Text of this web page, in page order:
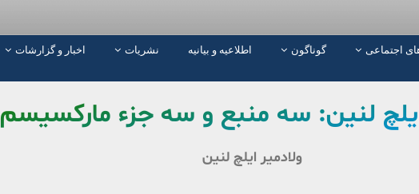
اجتماعی گوناگون اطلاعیه و بیانیه نشریات اخبار و گزارشات
ایلچ لنین: سە منبع و سە جزء مارکسیسم
ولادمیر ایلچ لنین